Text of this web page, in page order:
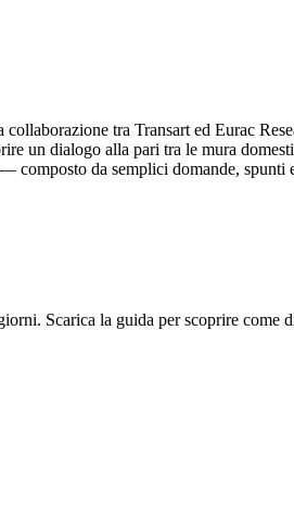
collaborazione tra Transart ed Eurac
un dialogo alla pari tra le mura
da semplici domande,
Scarica la guida per scoprire come